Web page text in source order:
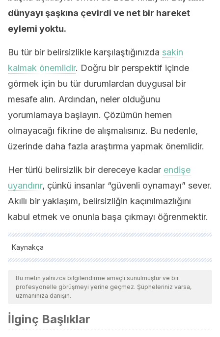
dünyayı şaşkına çevirdi ve net bir hareket
eylemi yoktu.
Bu tür bir belirsizlikle karşılaştığınızda sakin
kalmak önemlidir. Doğru bir perspektif içinde
görmek için bu tür durumlardan duygusal bir
mesafe alın. Ardından, neler olduğunu
yorumlamaya başlayın. Çözümün hemen
olmayacağı fikrine de alışmalısınız. Bu nedenle,
üzerinde daha fazla araştırma yapmak önemlidir.
Her türlü belirsizlik bir dereceye kadar endişe
uyandırır, çünkü insanlar “güvenli oynamayı” sever.
Akıllı bir yaklaşım, belirsizliğin kaçınılmazlığını
kabul etmek ve onunla başa çıkmayı öğrenmektir.
Kaynakça
Tüm alıntı yapılan kaynaklar, kalitelerini, güvenilirliklerini,
güncelliklerini ve geçerliliklerini sağlamak için ekibimiz
tarafından derinlemesine incelendi. Bu makalenin bibliyografisi
kabul edildi.
Vázquez, M. L., & Smarandache, F. (2018). Neutrosofía: Nuevos
Bu metin yalnızca bilgilendirme amaçlı sunulmuştur ve bir
profesyonelle görüşmeyi yerine geçmez. Şüpheleriniz varsa,
uzmanınıza danışın.
İlginç Başlıklar